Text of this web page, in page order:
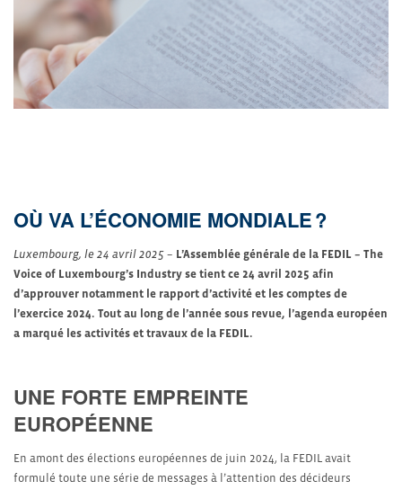
OÙ VA L’ÉCONOMIE MONDIALE ?
Luxembourg, le 24 avril 2025 – L’Assemblée générale de la FEDIL – The
Voice of Luxembourg’s Industry se tient ce 24 avril 2025 afin
d’approuver notamment le rapport d’activité et les comptes de
l’exercice 2024. Tout au long de l’année sous revue, l’agenda européen
a marqué les activités et travaux de la FEDIL.
UNE FORTE EMPREINTE
EUROPÉENNE
En amont des élections européennes de juin 2024, la FEDIL avait
formulé toute une série de messages à l’attention des décideurs